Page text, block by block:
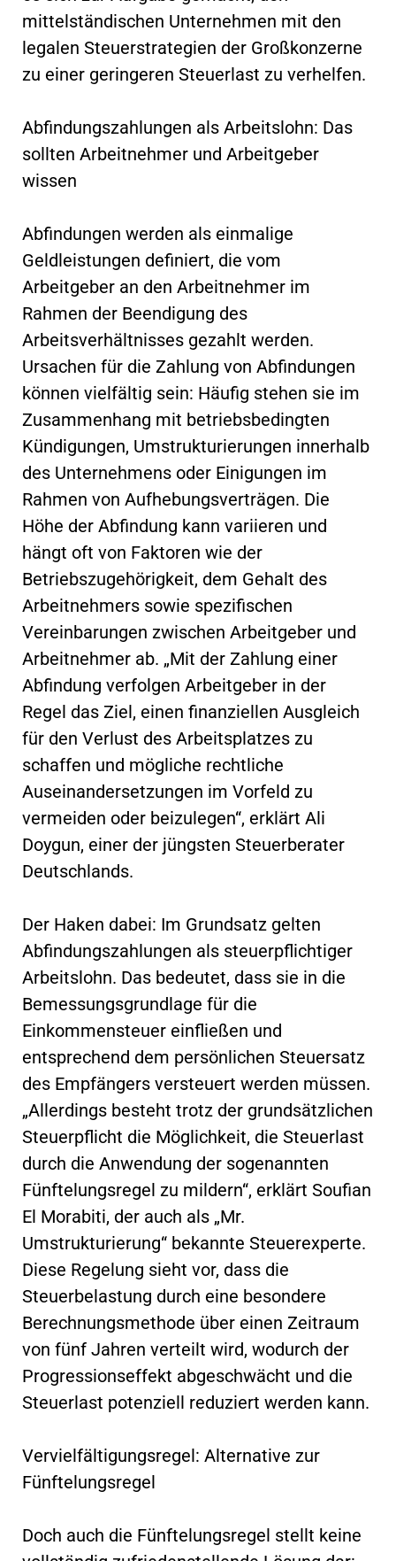
mittelständischen Unternehmen mit den
legalen Steuerstrategien der Großkonzerne
zu einer geringeren Steuerlast zu verhelfen.
Abfindungszahlungen als Arbeitslohn: Das
sollten Arbeitnehmer und Arbeitgeber
wissen
Abfindungen werden als einmalige
Geldleistungen definiert, die vom
Arbeitgeber an den Arbeitnehmer im
Rahmen der Beendigung des
Arbeitsverhältnisses gezahlt werden.
Ursachen für die Zahlung von Abfindungen
können vielfältig sein: Häufig stehen sie im
Zusammenhang mit betriebsbedingten
Kündigungen, Umstrukturierungen innerhalb
des Unternehmens oder Einigungen im
Rahmen von Aufhebungsverträgen. Die
Höhe der Abfindung kann variieren und
hängt oft von Faktoren wie der
Betriebszugehörigkeit, dem Gehalt des
Arbeitnehmers sowie spezifischen
Vereinbarungen zwischen Arbeitgeber und
Arbeitnehmer ab. „Mit der Zahlung einer
Abfindung verfolgen Arbeitgeber in der
Regel das Ziel, einen finanziellen Ausgleich
für den Verlust des Arbeitsplatzes zu
schaffen und mögliche rechtliche
Auseinandersetzungen im Vorfeld zu
vermeiden oder beizulegen“, erklärt Ali
Doygun, einer der jüngsten Steuerberater
Deutschlands.
Der Haken dabei: Im Grundsatz gelten
Abfindungszahlungen als steuerpflichtiger
Arbeitslohn. Das bedeutet, dass sie in die
Bemessungsgrundlage für die
Einkommensteuer einfließen und
entsprechend dem persönlichen Steuersatz
des Empfängers versteuert werden müssen.
„Allerdings besteht trotz der grundsätzlichen
Steuerpflicht die Möglichkeit, die Steuerlast
durch die Anwendung der sogenannten
Fünftelungsregel zu mildern“, erklärt Soufian
El Morabiti, der auch als „Mr.
Umstrukturierung“ bekannte Steuerexperte.
Diese Regelung sieht vor, dass die
Steuerbelastung durch eine besondere
Berechnungsmethode über einen Zeitraum
von fünf Jahren verteilt wird, wodurch der
Progressionseffekt abgeschwächt und die
Steuerlast potenziell reduziert werden kann.
Vervielfältigungsregel: Alternative zur
Fünftelungsregel
Doch auch die Fünftelungsregel stellt keine